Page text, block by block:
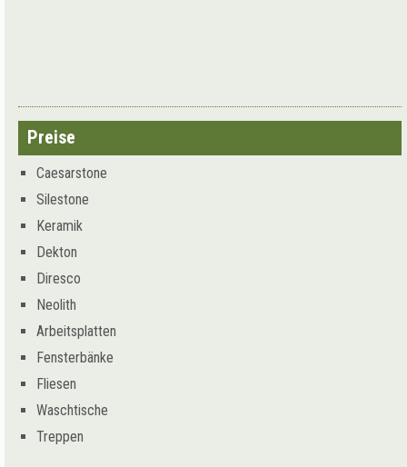
Preise
Caesarstone
Silestone
Keramik
Dekton
Diresco
Neolith
Arbeitsplatten
Fensterbänke
Fliesen
Waschtische
Treppen